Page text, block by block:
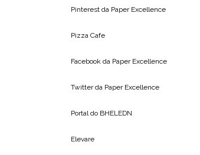
Pinterest da Paper Excellence
Pizza Cafe
Facebook da Paper Excellence
Twitter da Paper Excellence
Portal do BHELEDN
Elevare